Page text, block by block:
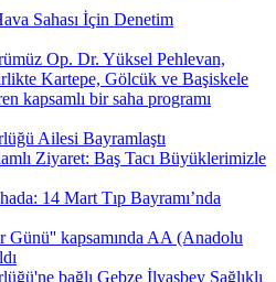
Sahası İçin Denetim
Op. Dr. Yüksel Pehlevan,
Kartepe, Gölcük ve Başiskele
kapsamlı bir saha programı
Ailesi Bayramlaştı
Ziyaret: Baş Tacı Büyüklerimizle
14 Mart Tıp Bayramı’nda
Günü'' kapsamında AA (Anadolu
bağlı Gebze İlyasbey Sağlıklı